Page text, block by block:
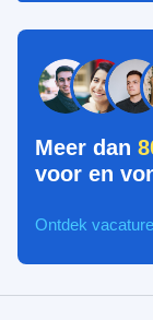
Meer dan
voor en
Ontdek